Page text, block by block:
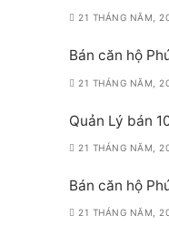
21 THÁNG NĂM,
Bán căn hộ
21 THÁNG NĂM,
Quản Lý bán
21 THÁNG NĂM,
Bán căn hộ
21 THÁNG NĂM,